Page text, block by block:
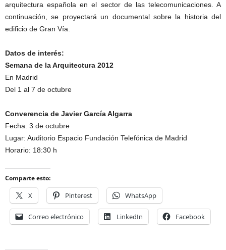
arquitectura española en el sector de las telecomunicaciones. A
continuación, se proyectará un documental sobre la historia del
edificio de Gran Vía.
Datos de interés:
Semana de la Arquitectura 2012
En Madrid
Del 1 al 7 de octubre
Converencia de Javier García Algarra
Fecha: 3 de octubre
Lugar: Auditorio Espacio Fundación Telefónica de Madrid
Horario: 18:30 h
Comparte esto:
X Pinterest WhatsApp
Correo electrónico LinkedIn Facebook